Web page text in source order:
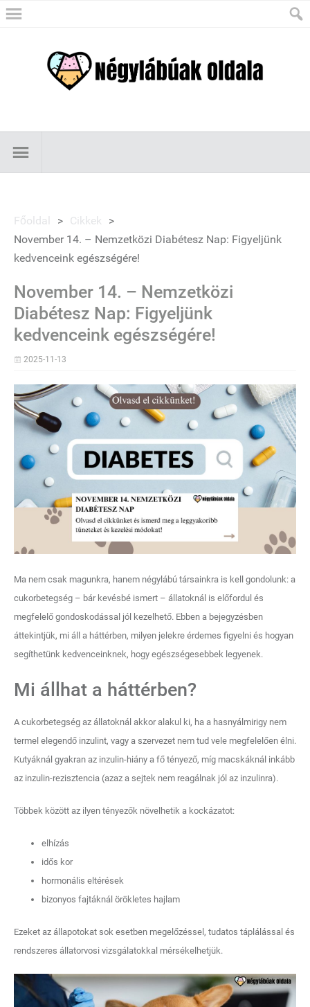
Főoldal > Cikkek
>
November 14. – Nemzetközi Diabétesz Nap: Figyeljünk
kedvenceink egészségére!
November 14. – Nemzetközi
Diabétesz Nap: Figyeljünk
kedvenceink egészségére!
2025-11-13
Ma nem csak magunkra, hanem négylábú társainkra is kell gondolunk: a
cukorbetegség – bár kevésbé ismert – állatoknál is előfordul és
megfelelő gondoskodással jól kezelhető. Ebben a bejegyzésben
áttekintjük, mi áll a háttérben, milyen jelekre érdemes figyelni és hogyan
segíthetünk kedvenceinknek, hogy egészségesebbek legyenek.
Mi állhat a háttérben?
A cukorbetegség az állatoknál akkor alakul ki, ha a hasnyálmirigy nem
termel elegendő inzulint, vagy a szervezet nem tud vele megfelelően élni.
Kutyáknál gyakran az inzulin-hiány a fő tényező, míg macskáknál inkább
az inzulin-rezisztencia (azaz a sejtek nem reagálnak jól az inzulinra).
Többek között az ilyen tényezők növelhetik a kockázatot:
elhízás
idős kor
hormonális eltérések
bizonyos fajtáknál örökletes hajlam
Ezeket az állapotokat sok esetben megelőzéssel, tudatos táplálással és
rendszeres állatorvosi vizsgálatokkal mérsékelhetjük.